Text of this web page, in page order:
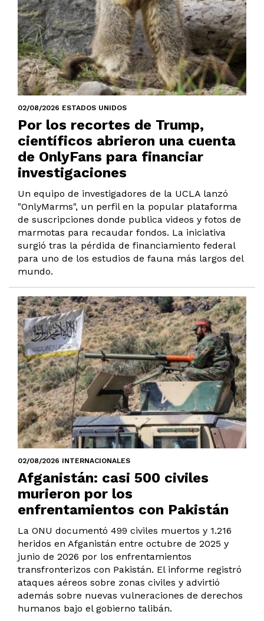
02/08/2026 ESTADOS UNIDOS
Por los recortes de Trump,
científicos abrieron una cuenta
de OnlyFans para financiar
investigaciones
Un equipo de investigadores de la UCLA lanzó
"OnlyMarms", un perfil en la popular plataforma
de suscripciones donde publica videos y fotos de
marmotas para recaudar fondos. La iniciativa
surgió tras la pérdida de financiamiento federal
para uno de los estudios de fauna más largos del
mundo.
02/08/2026 INTERNACIONALES
Afganistán: casi 500 civiles
murieron por los
enfrentamientos con Pakistán
La ONU documentó 499 civiles muertos y 1.216
heridos en Afganistán entre octubre de 2025 y
junio de 2026 por los enfrentamientos
transfronterizos con Pakistán. El informe registró
ataques aéreos sobre zonas civiles y advirtió
además sobre nuevas vulneraciones de derechos
humanos bajo el gobierno talibán.